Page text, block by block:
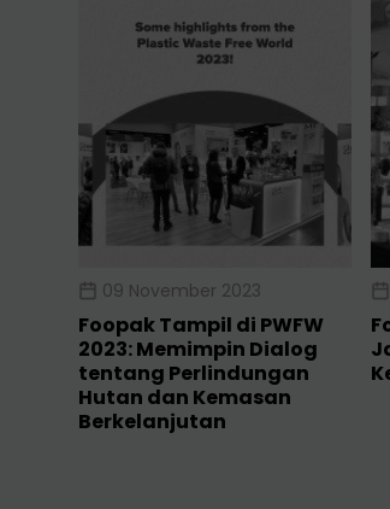
09 November 2023
Foopak Tampil di PWFW
2023: Memimpin Dialog
tentang Perlindungan
Hutan dan Kemasan
Berkelanjutan